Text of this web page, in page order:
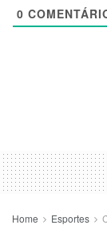
0
Home Esportes